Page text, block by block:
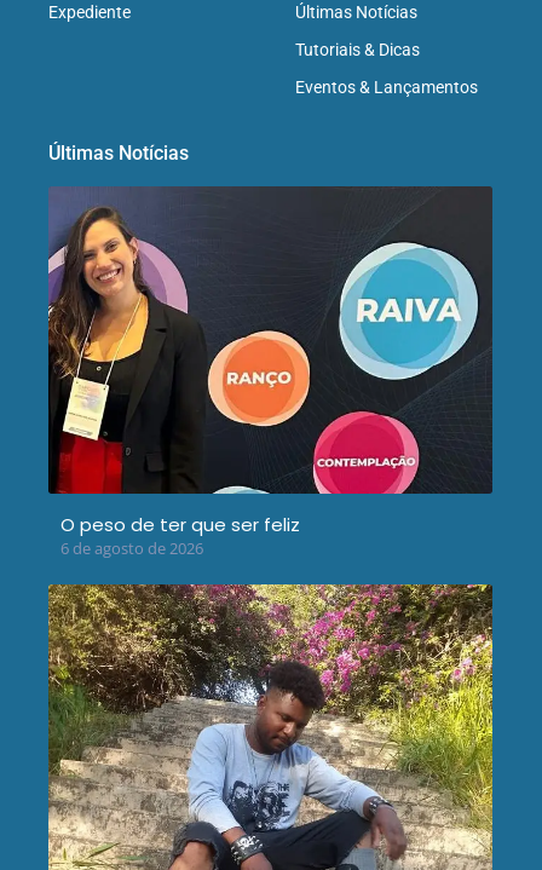
Expediente
Últimas Notícias
Tutoriais & Dicas
Eventos & Lançamentos
Últimas Notícias
O peso de ter que ser feliz
6 de agosto de 2026